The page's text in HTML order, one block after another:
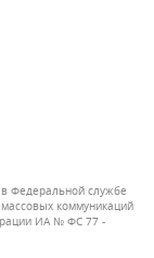
в Федеральной службе
коммуникаций
ИА № ФС 77 -